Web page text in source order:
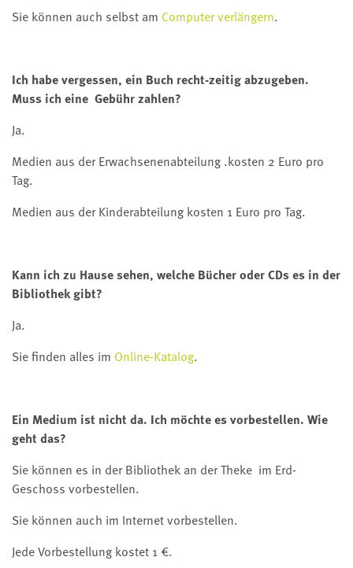
Sie können auch selbst am Computer verlängern.
Ich habe vergessen, ein Buch recht-zeitig abzugeben.
Muss ich eine Gebühr zahlen?
Ja.
Medien aus der Erwachsenenabteilung .kosten 2 Euro pro
Tag.
Medien aus der Kinderabteilung kosten 1 Euro pro Tag.
Kann ich zu Hause sehen, welche Bücher oder CDs es in der
Bibliothek gibt?
Ja.
Sie finden alles im Online-Katalog.
Ein Medium ist nicht da. Ich möchte es vorbestellen. Wie
geht das?
Sie können es in der Bibliothek an der Theke im Erd-
Geschoss vorbestellen.
Sie können auch im Internet vorbestellen.
Jede Vorbestellung kostet 1 €.